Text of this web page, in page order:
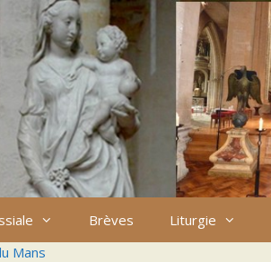
Brèves Liturgie
Mans